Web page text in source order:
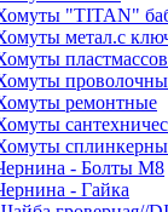
"TITAN"
метал.с
ремонтные
- Болты М8
- Гайка